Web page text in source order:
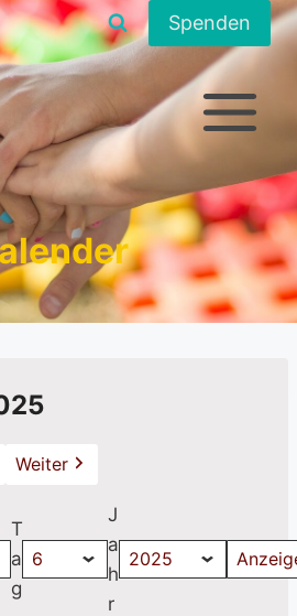
Spenden
Weiter
T
a
g
J
a
h
r